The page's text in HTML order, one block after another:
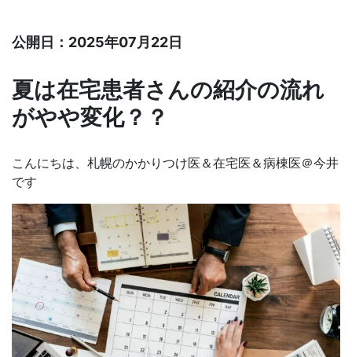
公開日：2025年07月22日
夏は在宅患者さんの紹介の流れ
がやや変化？？
こんにちは、札幌のかかりつけ医＆在宅医＆病棟医＠今井
です